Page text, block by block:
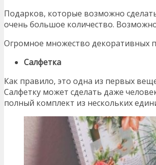
Подарков, которые возможно
очень большое количество.
Огромное множество декоративных
Салфетка
Как правило, это одна из первых
Салфетку может сделать даже
полный комплект из нескольких